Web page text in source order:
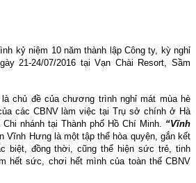
kỷ niệm 10 năm thành lập Công ty, kỳ nghỉ
21-24/07/2016 tại Vạn Chài Resort, Sầm
chủ đề của chương trình nghỉ mát mùa hè
các CBNV làm việc tại Trụ sở chính ở Hà
nhánh tại Thành phố Hồ Chí Minh. “Vĩnh
Vĩnh Hưng là một tập thể hòa quyện, gắn kết
biệt, đồng thời, cũng thể hiện sức trẻ, tinh
hết sức, chơi hết mình của toàn thể CBNV